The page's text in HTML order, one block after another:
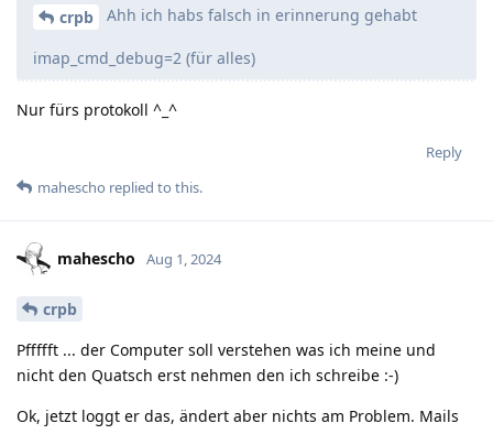
crpb Ahh ich habs falsch in erinnerung gehabt
imap_cmd_debug=2 (für alles)
Nur fürs protokoll ^_^
Reply
mahescho replied to this.
mahescho Aug 1, 2024
crpb
Pffffft ... der Computer soll verstehen was ich meine und
nicht den Quatsch erst nehmen den ich schreibe :-)
Ok, jetzt loggt er das, ändert aber nichts am Problem. Mails